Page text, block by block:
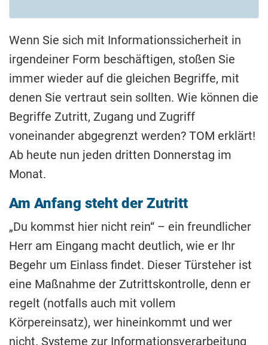
Wenn Sie sich mit Informationssicherheit in
irgendeiner Form beschäftigen, stoßen Sie
immer wieder auf die gleichen Begriffe, mit
denen Sie vertraut sein sollten. Wie können die
Begriffe Zutritt, Zugang und Zugriff
voneinander abgegrenzt werden? TOM erklärt!
Ab heute nun jeden dritten Donnerstag im
Monat.
Am Anfang steht der Zutritt
„Du kommst hier nicht rein“ – ein freundlicher
Herr am Eingang macht deutlich, wie er Ihr
Begehr um Einlass findet. Dieser Türsteher ist
eine Maßnahme der Zutrittskontrolle, denn er
regelt (notfalls auch mit vollem
Körpereinsatz), wer hineinkommt und wer
nicht. Systeme zur Informationsverarbeitung